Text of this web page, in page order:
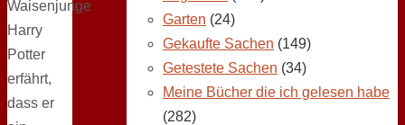
Waisenjunge
Harry
Potter
erfährt,
dass er
Garten (24)
Gekaufte Sachen (149)
Getestete Sachen (34)
Meine Bücher die ich gelesen habe
(282)